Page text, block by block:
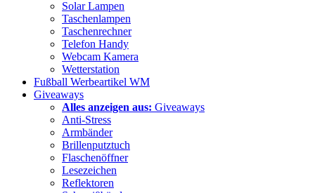
Solar Lampen
Taschenlampen
Taschenrechner
Telefon Handy
Webcam Kamera
Wetterstation
Fußball Werbeartikel WM
Giveaways
Alles anzeigen aus: Giveaways
Anti-Stress
Armbänder
Brillenputztuch
Flaschenöffner
Lesezeichen
Reflektoren